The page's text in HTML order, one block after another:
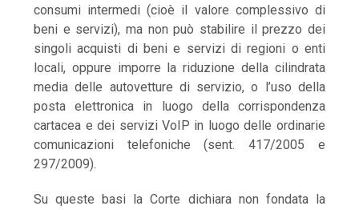
consumi intermedi (cioè il valore complessivo di
beni e servizi), ma non può stabilire il prezzo dei
singoli acquisti di beni e servizi di regioni o enti
locali, oppure imporre la riduzione della cilindrata
media delle autovetture di servizio, o l’uso della
posta elettronica in luogo della corrispondenza
cartacea e dei servizi VoIP in luogo delle ordinarie
comunicazioni telefoniche (sent. 417/2005 e
297/2009).
Su queste basi la Corte dichiara non fondata la